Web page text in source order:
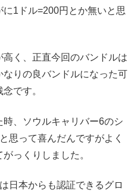
1ドル=200円とか無いと思
く、正直今回のバンドルは
りの良バンドルになった可
です。
、ソウルキャリバー6のシ
思って喜んだんですがよく
っくりしました。
日本からも認証できるグロ